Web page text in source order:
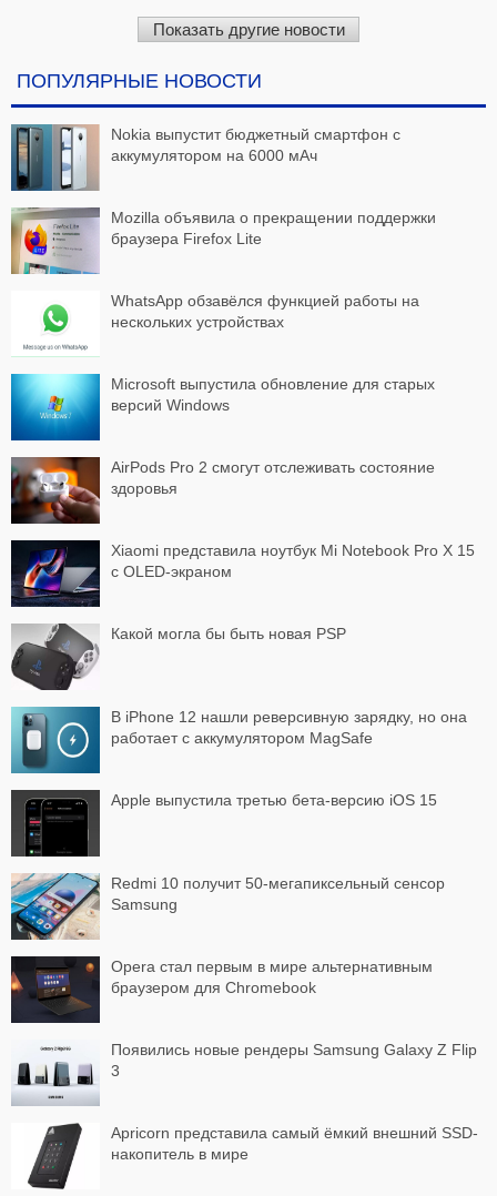
и активным 3D-датчиком типа
"стерео" для точного
даже в темноте. Jet Bot AI+ –
был разработан для
использования внутри
применения. Робот имеет
четыре управляемых колеса. О
Показать другие новости
ПОПУЛЯРНЫЕ НОВОСТИ
Nokia выпустит бюджетный смартфон с
аккумулятором на 6000 мАч
Mozilla объявила о прекращении поддержки
браузера Firefox Lite
WhatsApp обзавёлся функцией работы на
нескольких устройствах
Microsoft выпустила обновление для старых
версий Windows
AirPods Pro 2 смогут отслеживать состояние
здоровья
Xiaomi представила ноутбук Mi Notebook Pro X 15
с OLED-экраном
Какой могла бы быть новая PSP
В iPhone 12 нашли реверсивную зарядку, но она
работает с аккумулятором MagSafe
Apple выпустила третью бета-версию iOS 15
Redmi 10 получит 50-мегапиксельный сенсор
Samsung
Opera стал первым в мире альтернативным
браузером для Chromebook
Появились новые рендеры Samsung Galaxy Z Flip
3
Apricorn представила самый ёмкий внешний SSD-
накопитель в мире